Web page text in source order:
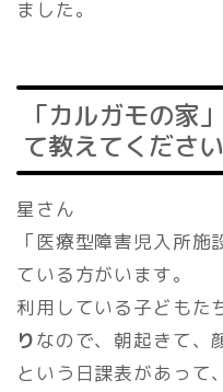
ました。
「カルガモの家
て教えてください
星さん
「医療型障害児入所
ている方がいます。
利用している子どもた
りなので、朝起きて、
という日課表があって